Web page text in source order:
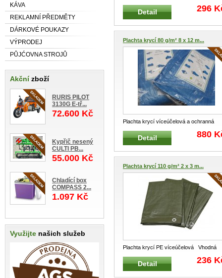
KÁVA
REKLAMNÍ PŘEDMĚTY
DÁRKOVÉ POUKAZY
VÝPRODEJ
PŮJĆOVNA STROJŮ
Akčnízboží
RURIS PILOT
3130G E-tř...
72.600 Kč
Kypřič nesený
CULTI PB...
55.000 Kč
Chladící box
COMPASS 2...
1.097 Kč
Využijte našich služeb
Velmi lehká krycí plachta Poly
Detail 296
Plachta krycí 80 g/m² 8 x 12 m...
Plachta krycí víceúčelová a ochranná
Velmi lehká krycí plachta Poly
Detail 880
Plachta krycí 110 g/m² 2 x 3 m...
Plachta krycí PE víceúčelová Vhodná
pro zemědělství, dopravu, stave
Detail 236